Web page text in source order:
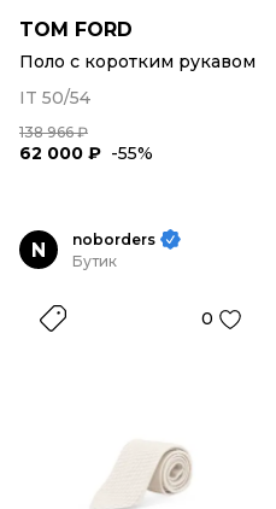
TOM FORD
Поло с коротким рукавом
IT 50/54
138 966 ₽
62 000 ₽ -55%
N
noborders
Бутик
0